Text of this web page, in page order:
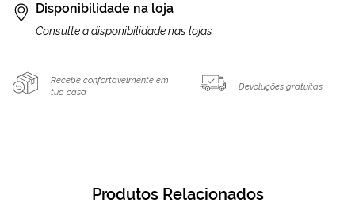
Disponibilidade na loja
Consulte a disponibilidade nas lojas
Recebe confortavelmente em
tua casa
Devoluções gratuitas
Produtos Relacionados